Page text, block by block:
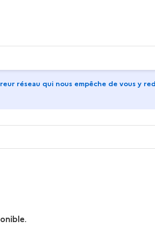
réseau qui nous empêche de vous y
.